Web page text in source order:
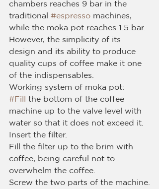
chambers reaches 9 bar in the
traditional #espresso machines,
while the moka pot reaches 1.5 bar.
However, the simplicity of its
design and its ability to produce
quality cups of coffee make it one
of the indispensables.
Working system of moka pot:
#Fill
the bottom of the coffee
machine up to the valve level with
water so that it does not exceed it.
Insert the filter.
Fill the filter up to the brim with
coffee, being careful not to
overwhelm the coffee.
Screw the two parts of the machine.